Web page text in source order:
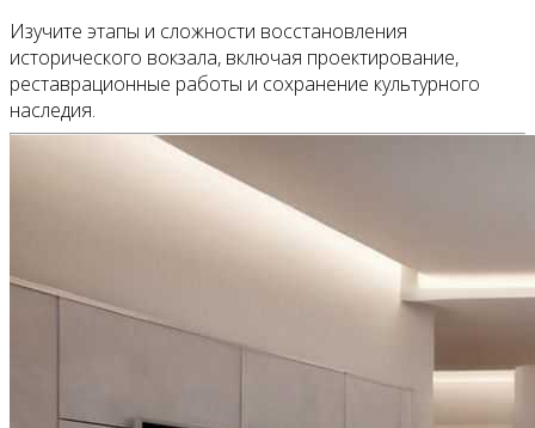
Изучите этапы и сложности восстановления
исторического вокзала, включая проектирование,
реставрационные работы и сохранение культурного
наследия.